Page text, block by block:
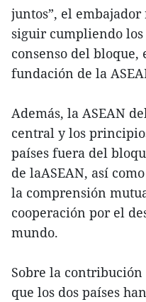
juntos”, el
siguir cumpliendo
consenso del bloque,
fundación de la
Además, la ASEAN
central y los
países fuera del
de laASEAN, así
la comprensión
cooperación por el
mundo.
Sobre la
que los dos países